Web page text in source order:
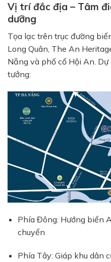
Vị trí đắc địa – Tâm
dưỡng
Tọa lạc trên trục đường
Long Quân, The An
Nẵng và phố cổ Hội An. Dự
tưởng:
Phía Đông: Hướng biển
chuyển
Phía Tây: Giáp khu dân